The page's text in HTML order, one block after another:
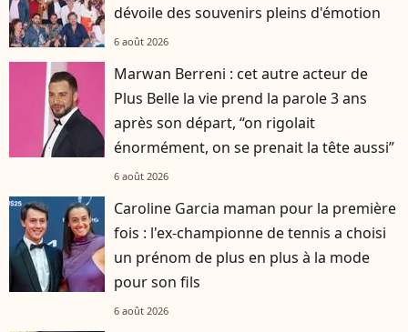
dévoile des souvenirs pleins d'émotion
6 août 2026
Marwan Berreni : cet autre acteur de
Plus Belle la vie prend la parole 3 ans
après son départ, “on rigolait
énormément, on se prenait la tête aussi”
6 août 2026
Caroline Garcia maman pour la première
fois : l'ex-championne de tennis a choisi
un prénom de plus en plus à la mode
pour son fils
6 août 2026